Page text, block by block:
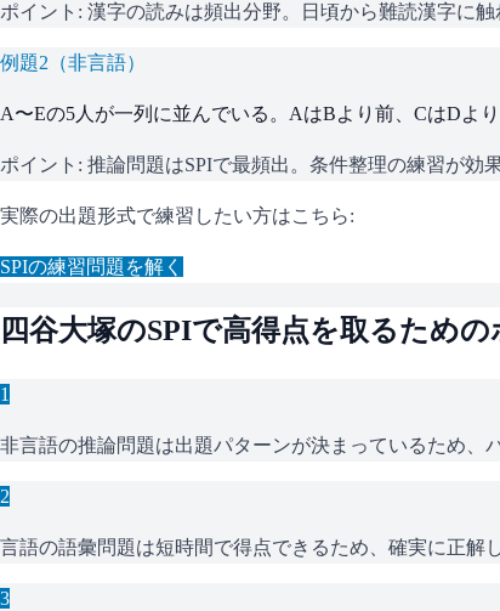
ポイント: 漢字の読みは頻出分野。日頃から難読漢字に触
例題2 （非言語）
A〜Eの5人が一列に並んでいる。AはBより前、CはDよ
ポイント: 推論問題はSPIで最頻出。条件整理の練習が効
実際の出題形式で練習したい方はこちら:
SPIの練習問題を解く
四谷大塚のSPIで高得点を取るための
1
非言語の推論問題は出題パターンが決まっているため、
2
言語の語彙問題は短時間で得点できるため、確実に正解
3